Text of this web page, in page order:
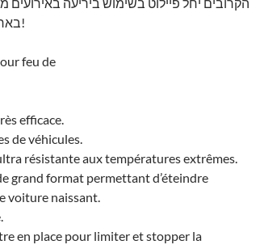
בארץ.היכונו להתרגש איתנו!
feu de
efficace.
de véhicules.
résistante aux températures extrêmes.
grand format permettant d’éteindre
voiture naissant.
en place pour limiter et stopper la